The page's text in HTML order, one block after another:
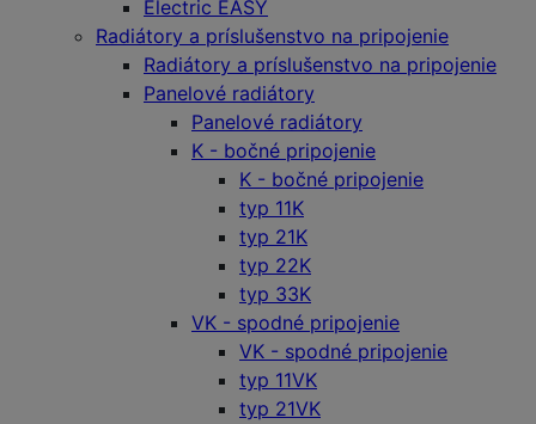
Electric EASY
Radiátory a príslušenstvo na pripojenie
Radiátory a príslušenstvo na pripojenie
Panelové radiátory
Panelové radiátory
K - bočné pripojenie
K - bočné pripojenie
typ 11K
typ 21K
typ 22K
typ 33K
VK - spodné pripojenie
VK - spodné pripojenie
typ 11VK
typ 21VK